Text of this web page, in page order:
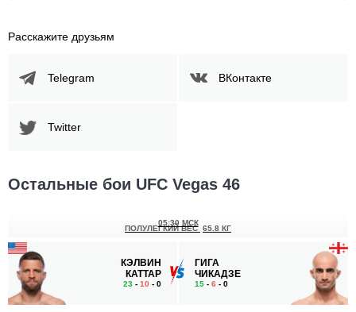
Расскажите друзьям
Telegram ВКонтакте
Twitter
Остальные бои UFC Vegas 46
КЭЛВИН
КАТТАР
23 - 10 - 0
05:30 МСК
ПОЛУЛЕГКИЙ ВЕС 65.8 КГ
ГИГА
ЧИКАДЗЕ
15 - 6 - 0